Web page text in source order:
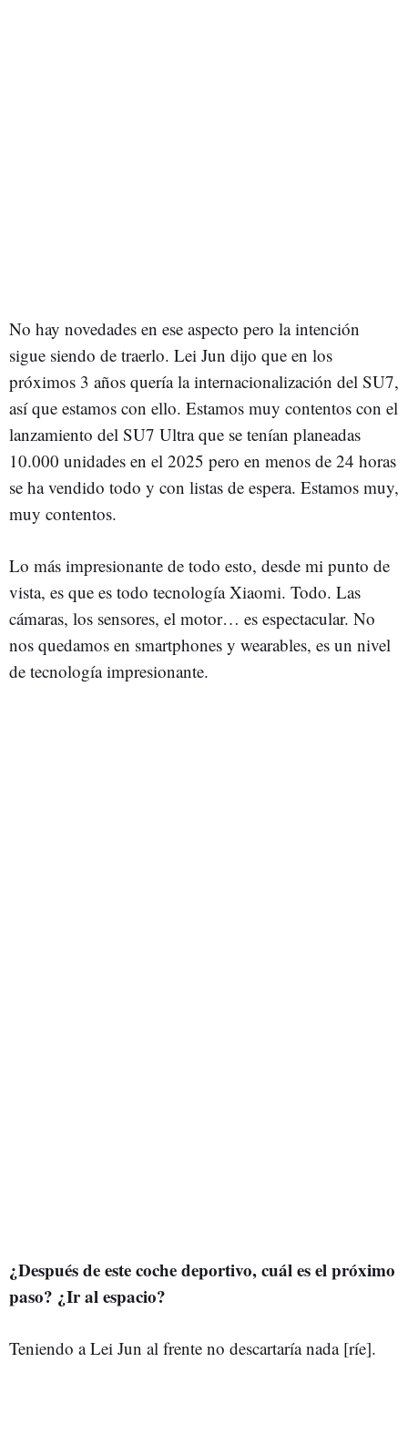
No hay novedades en ese aspecto pero la intención
sigue siendo de traerlo. Lei Jun dijo que en los
próximos 3 años quería la internacionalización del SU7,
así que estamos con ello. Estamos muy contentos con el
lanzamiento del SU7 Ultra que se tenían planeadas
10.000 unidades en el 2025 pero en menos de 24 horas
se ha vendido todo y con listas de espera. Estamos muy,
muy contentos.
Lo más impresionante de todo esto, desde mi punto de
vista, es que es todo tecnología Xiaomi. Todo. Las
cámaras, los sensores, el motor… es espectacular. No
nos quedamos en smartphones y wearables, es un nivel
de tecnología impresionante.
¿Después de este coche deportivo, cuál es el próximo
paso? ¿Ir al espacio?
Teniendo a Lei Jun al frente no descartaría nada [ríe].